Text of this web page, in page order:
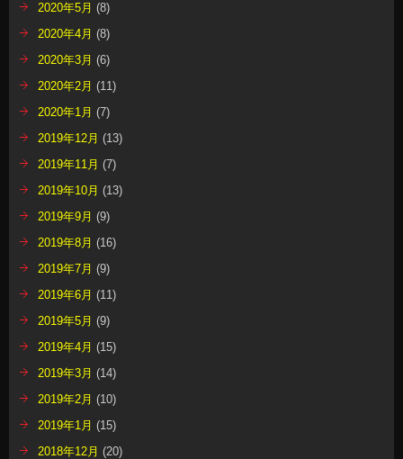
2020年5月 (8)
2020年4月 (8)
2020年3月 (6)
2020年2月 (11)
2020年1月 (7)
2019年12月 (13)
2019年11月 (7)
2019年10月 (13)
2019年9月 (9)
2019年8月 (16)
2019年7月 (9)
2019年6月 (11)
2019年5月 (9)
2019年4月 (15)
2019年3月 (14)
2019年2月 (10)
2019年1月 (15)
2018年12月 (20)